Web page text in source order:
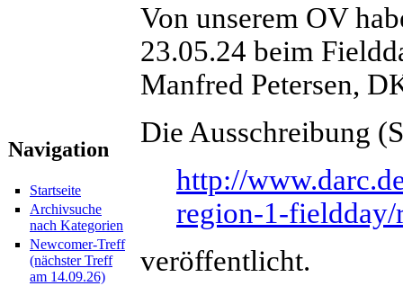
Navigation
Startseite
Archivsuche
nach Kategorien
Newcomer-Treff
(nächster Treff
am 14.09.26)
Von unserem OV
23.05.24 beim
Manfred Petersen,
Die Ausschreibung
http://
region-1-fieldday/
veröffentlicht.